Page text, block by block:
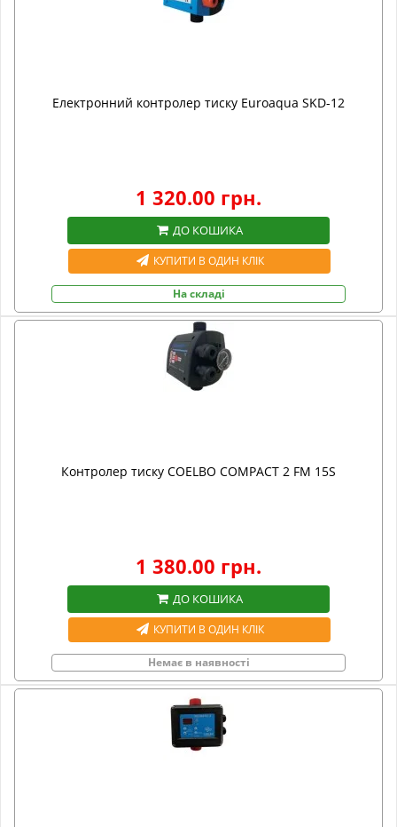
Електронний контролер тиску Euroaqua SKD-12
1 320.00 грн.
ДО КОШИКА
КУПИТИ В ОДИН КЛІК
На складі
Контролер тиску COELBO COMPACT 2 FM 15S
1 380.00 грн.
ДО КОШИКА
КУПИТИ В ОДИН КЛІК
Немає в наявності